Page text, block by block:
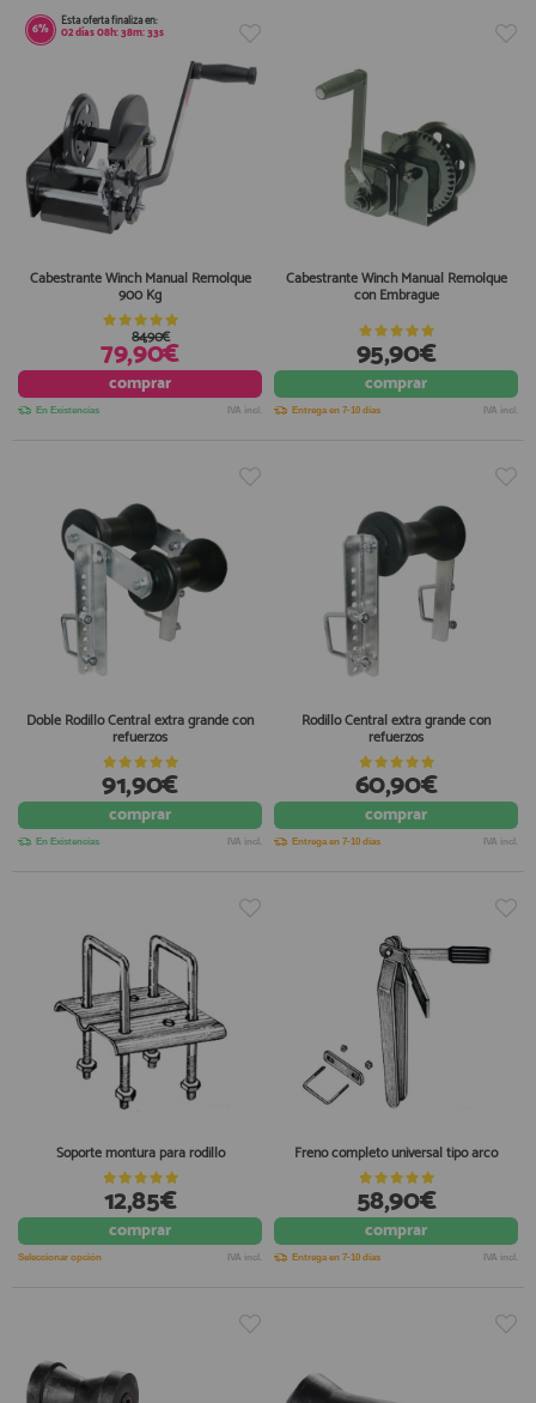
6% Esta oferta finaliza en:
02días08h:38m:32s
Cabestrante Winch Manual Remolque
900 Kg
79,90€
84,90€
comprar
En Existencias IVA incl.
Cabestrante Winch Manual Remolque
con Embrague
95,90€
comprar
Entrega en 7-10 días IVA incl.
Doble Rodillo Central extra grande con
refuerzos
91,90€
comprar
En Existencias IVA incl.
Rodillo Central extra grande con
refuerzos
60,90€
comprar
Entrega en 7-10 días IVA incl.
Soporte montura para rodillo
12,85€
comprar
Seleccionar opción IVA incl.
Freno completo universal tipo arco
58,90€
comprar
Entrega en 7-10 días IVA incl.